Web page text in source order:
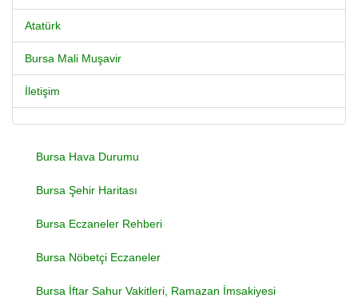
Atatürk
Bursa Mali Muşavir
İletişim
Bursa Hava Durumu
Bursa Şehir Haritası
Bursa Eczaneler Rehberi
Bursa Nöbetçi Eczaneler
Bursa İftar Sahur Vakitleri, Ramazan İmsakiyesi